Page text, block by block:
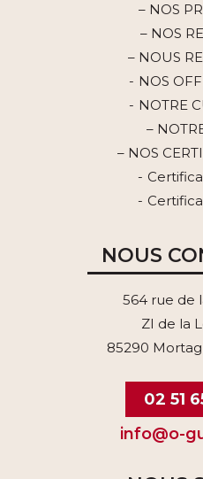
– NOS
– NOS
– NOUS
NOS
NOTRE
–
– NOS
NOUS
564 rue de
ZI de la
85290
02 51
info@o-